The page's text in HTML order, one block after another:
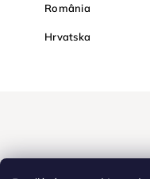
România
Hrvatska